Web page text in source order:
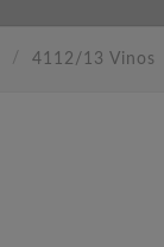
4112/13 Vinos